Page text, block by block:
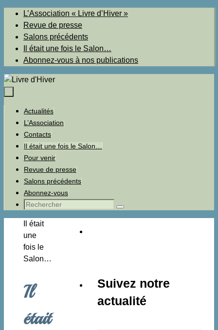
Passer
contenu
L’Association « Livre d’Hiver »
Revue de presse
Salons précédents
Il était une fois le Salon…
Abonnez-vous à nos publications
Passer
contenu
Actualités
L’Association
Contacts
Il était une fois le Salon…
Pour venir
Revue de presse
Salons précédents
Abonnez-vous
Recherche
:
Rechercher
Accueil
Il était
une
fois le
Salon…
Il
était
Suivez notre
actualité